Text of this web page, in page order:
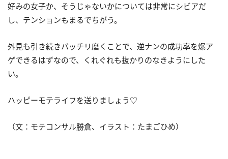
好みの女子か、そうじゃないかについては非常にシビアだ
し、テンションもまるでちがう。
外見も引き続きバッチリ磨くことで、逆ナンの成功率を爆ア
ゲできるはずなので、くれぐれも抜かりのなきようにした
い。
ハッピーモテライフを送りましょう♡
（文：モテコンサル勝倉、イラスト：たまごひめ）